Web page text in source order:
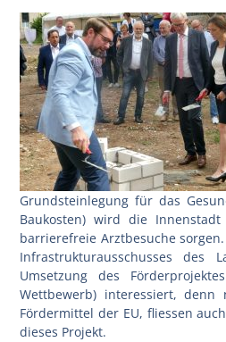
Grundsteinlegung für das
Baukosten) wird die
barrierefreie Arztbesuche
Infrastrukturausschusses des
Umsetzung des
Wettbewerb) interessiert,
Fördermittel der EU, fliessen
dieses Projekt.